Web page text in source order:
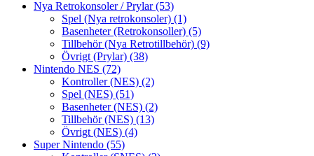
Nya Retrokonsoler / Prylar(53)
Spel (Nya retrokonsoler) (1)
Basenheter (Retrokonsoller) (5)
Tillbehör (Nya Retrotillbehör) (9)
Övrigt (Prylar) (38)
Nintendo NES (72)
Kontroller (NES) (2)
Spel (NES) (51)
Basenheter (NES) (2)
Tillbehör (NES) (13)
Övrigt (NES) (4)
Super Nintendo (55)